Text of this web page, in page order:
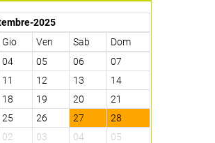
2025
Gio Ven Sab
Dom
04 05 06
07
11 12 13
14
18 19 20
21
25 26 27
28
02 03 04
05